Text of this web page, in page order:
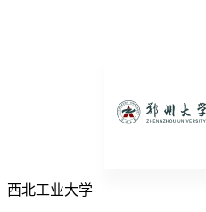
西北工业大学